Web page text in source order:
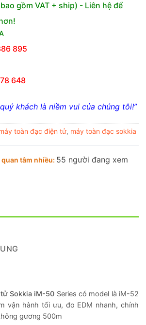
gồm VAT + ship) - Liên hệ để
895
648
khách là niềm vui của chúng tôi!”
toàn đạc điện tử, máy toàn đạc sokkia
tâm nhiều: 55 người đang xem
Sokkia iM-50 Series có model là iM-52
vận hành tối ưu, đo EDM nhanh, chính
gương 500m